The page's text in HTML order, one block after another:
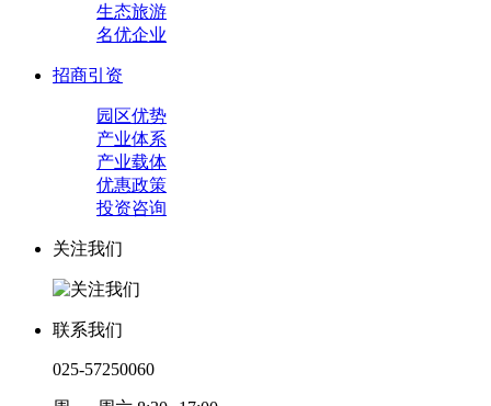
生态旅游
名优企业
招商引资
园区优势
产业体系
产业载体
优惠政策
投资咨询
关注我们
联系我们
025-57250060